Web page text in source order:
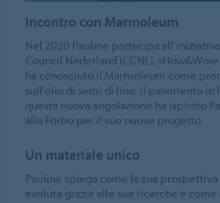
Incontro con Marmoleum
Nel 2020 Pauline partecipa
Council Nederland (CCNL),
ha conosciuto il Marmoleum come
sull'olio di semi di lino. Il pavimento in
questa nuova angolazione ha ispirato
alla Forbo per il suo nuovo progetto.
Un materiale unico
Pauline spiega come la sua
evoluta grazie alle sue ricerche e